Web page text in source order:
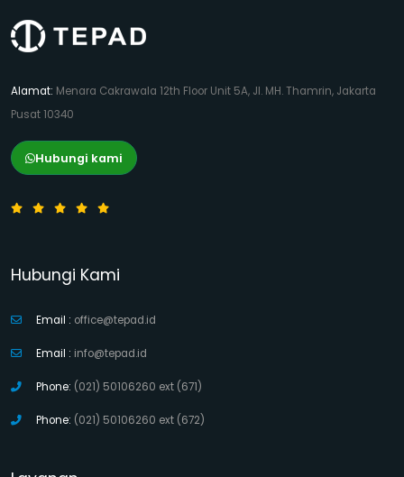
Alamat: Menara Cakrawala 12th Floor Unit 5A, Jl. MH. Thamrin, Jakarta
Pusat 10340
Hubungi kami
Hubungi Kami
Email : office@tepad.id
Email : info@tepad.id
Phone: (021) 50106260 ext (671)
Phone: (021) 50106260 ext (672)